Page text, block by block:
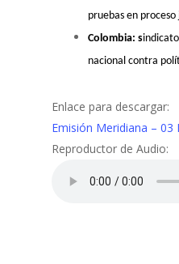
pruebas en proceso
Colombia: s
nacional contra
Enlace para descargar:
Emisión Meridiana – 03
Reproductor de Audio: